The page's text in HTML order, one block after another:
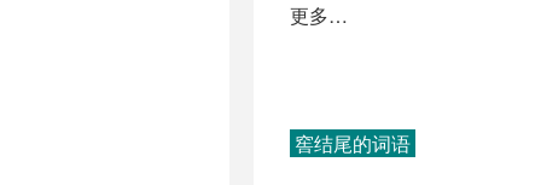
更多…
窖结尾的词语